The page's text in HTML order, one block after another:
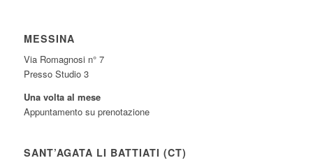
MESSINA
Via Romagnosi n° 7
Presso Studio 3
Una volta al mese
Appuntamento su prenotazione
SANT’AGATA LI BATTIATI (CT)